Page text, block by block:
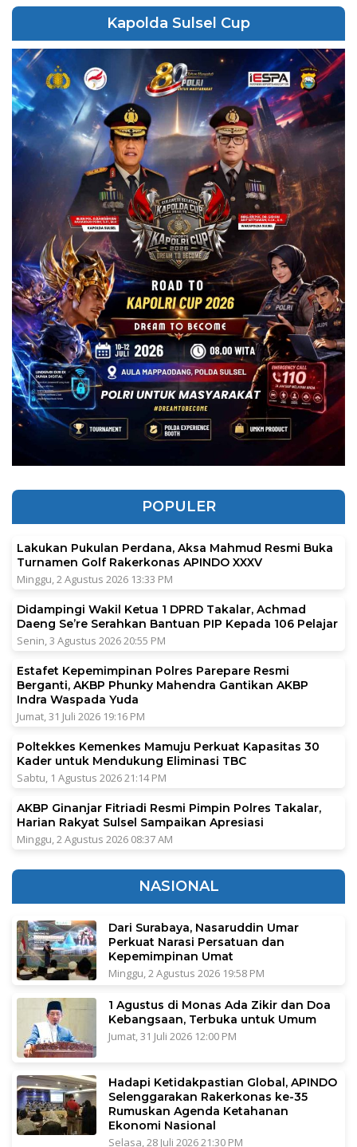
Kapolda Sulsel Cup
POPULER
Lakukan Pukulan Perdana, Aksa Mahmud Resmi Buka
Turnamen Golf Rakerkonas APINDO XXXV
Minggu, 2 Agustus 2026 13:33 PM
Didampingi Wakil Ketua 1 DPRD Takalar, Achmad
Daeng Se’re Serahkan Bantuan PIP Kepada 106 Pelajar
Senin, 3 Agustus 2026 20:55 PM
Estafet Kepemimpinan Polres Parepare Resmi
Berganti, AKBP Phunky Mahendra Gantikan AKBP
Indra Waspada Yuda
Jumat, 31 Juli 2026 19:16 PM
Poltekkes Kemenkes Mamuju Perkuat Kapasitas 30
Kader untuk Mendukung Eliminasi TBC
Sabtu, 1 Agustus 2026 21:14 PM
AKBP Ginanjar Fitriadi Resmi Pimpin Polres Takalar,
Harian Rakyat Sulsel Sampaikan Apresiasi
Minggu, 2 Agustus 2026 08:37 AM
NASIONAL
Dari Surabaya, Nasaruddin Umar
Perkuat Narasi Persatuan dan
Kepemimpinan Umat
Minggu, 2 Agustus 2026 19:58 PM
1 Agustus di Monas Ada Zikir dan Doa
Kebangsaan, Terbuka untuk Umum
Jumat, 31 Juli 2026 12:00 PM
Hadapi Ketidakpastian Global, APINDO
Selenggarakan Rakerkonas ke-35
Rumuskan Agenda Ketahanan
Ekonomi Nasional
Selasa, 28 Juli 2026 21:30 PM